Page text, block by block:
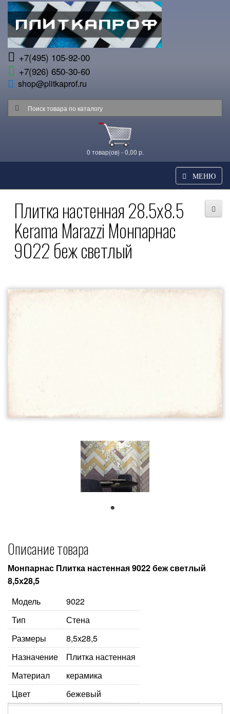
+7(495) 105-92-00
+7(926) 650-30-60
shop@plitkaprof.ru
0 товар(ов) - 0,00 р.
МЕНЮ
Плитка настенная 28.5x8.5
Kerama Marazzi Монпарнас
9022 беж светлый
Описание товара
Монпарнас Плитка настенная 9022 беж светлый
8,5х28,5
Модель
9022
Тип
Стена
Размеры
8,5х28,5
Назначение
Плитка настенная
Материал
керамика
Цвет
бежевый